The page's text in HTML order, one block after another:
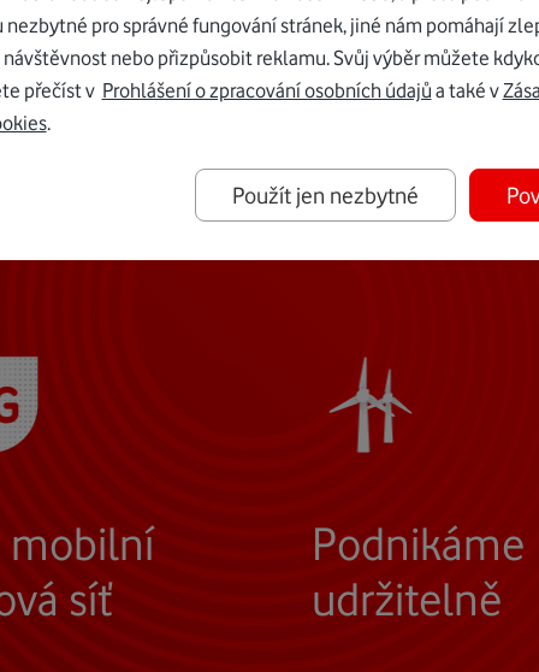
mobilní
síť
Podnikáme
udržitelně
nezbytné pro správné fungování stránek, jiné nám pomáhají
nebo přizpůsobit reklamu. Svůj výběr můžete
přečíst v Prohlášení o zpracování osobních údajů a také v
.
Použít jen nezbytné